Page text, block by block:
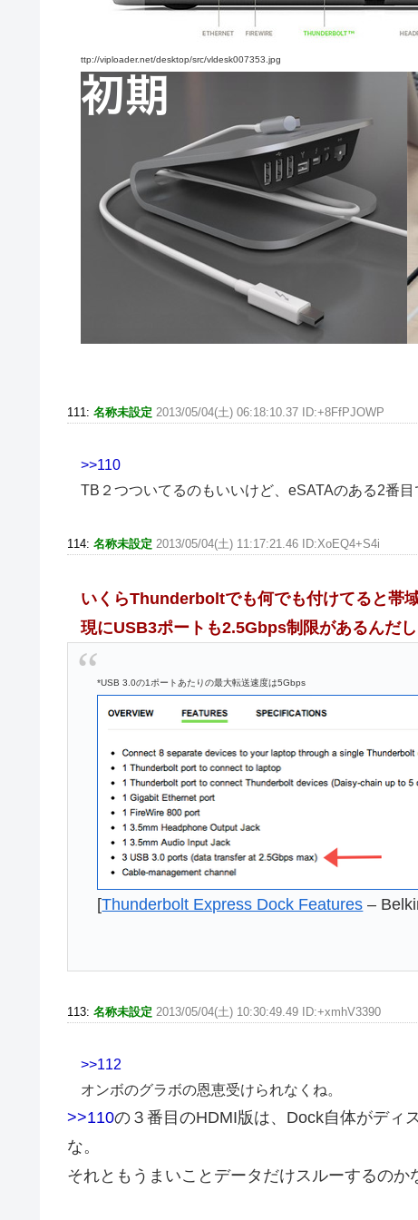
ttp://viploader.net/desktop/src/vldesk007353.jpg
111: 名称未設定 2013/05/04(土) 06:18:10.37 ID:+8FfPJOWP
>>110
TB２つついてるのもいいけど、eSATAのある2番
114: 名称未設定 2013/05/04(土) 11:17:21.46 ID:XoEQ4+S4i
いくらThunderboltでも何でも付けてると帯域
現にUSB3ポートも2.5Gbps制限があるんだし
*USB 3.0の1ポートあたりの最大転送速度は5Gbps
[Thunderbolt Express Dock Features –
113: 名称未設定 2013/05/04(土) 10:30:49.49 ID:+xmhV3390
>>112
オンボのグラボの恩恵受けられなくね。
>>110の３番目のHDMI版は、Dock自体がディ
な。
それともうまいことデータだけスルーするのか